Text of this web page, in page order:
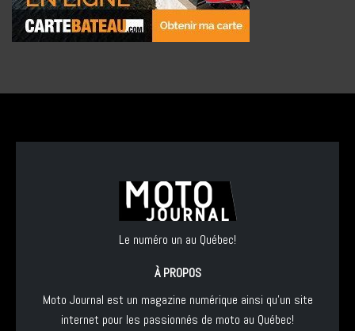
Le numéro un au Québec!
À PROPOS
Moto Journal est un magazine numérique ainsi qu'un site
internet pour les passionnés de moto au Québec!